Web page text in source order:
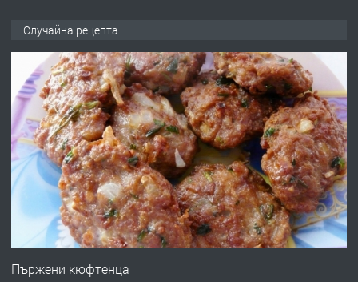
преди 1 година
ПРЕДЛАГА
Професионална зеленчукорезачка
за заведения и дома
преди 1 година
ПРЕДЛАГА Дава под наем Асеновград
Случайна рецепта
Пържени кюфтенца